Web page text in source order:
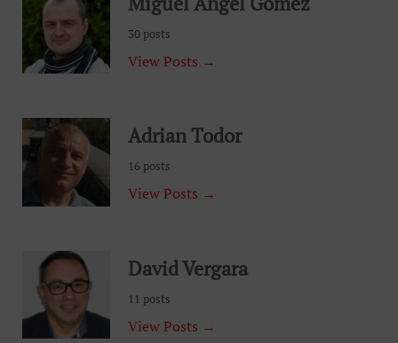
30 posts
View Posts →
Adrian Todor
16 posts
View Posts →
David Vergara
11 posts
View Posts →